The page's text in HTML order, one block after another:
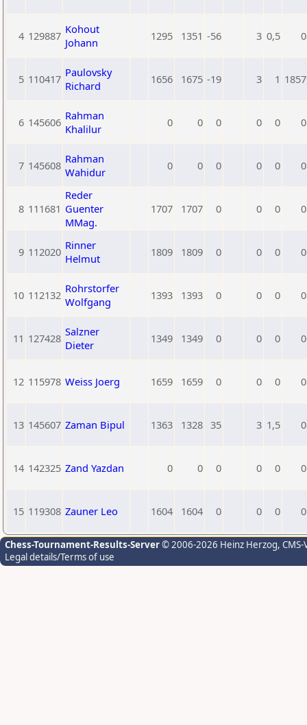
4 129887 Kohout
Johann
1295 1351 -56 3 0,5 0
5 110417 Paulovsky
Richard
1656 1675 -19 3 1 1857
6 145606 Rahman
Khalilur
0 0 0 0 0 0
7 145608 Rahman
Wahidur
0 0 0 0 0 0
8 111681
Reder
Guenter
MMag.
1707 1707 0 0 0 0
9 112020 Rinner
Helmut
1809 1809 0 0 0 0
10 112132 Rohrstorfer
Wolfgang
1393 1393 0 0 0 0
11 127428 Salzner
Dieter
1349 1349 0 0 0 0
12 115978 Weiss Joerg 1659 1659 0 0 0 0
13 145607 Zaman Bipul 1363 1328 35 3 1,5 0
14 142325 Zand Yazdan 0 0 0 0 0 0
15 119308 Zauner Leo 1604 1604 0 0 0 0
Chess-Tournament-Results-Server© 2006-2026 Heinz Herzog,
Legal details/Terms of use